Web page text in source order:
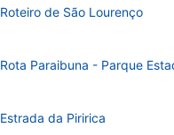
Roteiro de São Lourenço
Rota Paraibuna - Parque
Estrada da Piririca